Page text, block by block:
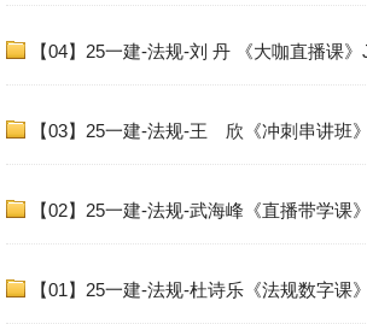
【04】25一建-法规-刘 丹 《大咖直播课
【03】25一建-法规-王 欣《冲刺串讲班
【02】25一建-法规-武海峰《直播带学课
【01】25一建-法规-杜诗乐《法规数字课